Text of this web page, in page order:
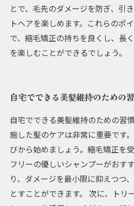
とで、毛先のダメージを防ぎ、引
トヘアを楽しめます。これらのポ
で、縮毛矯正の持ちを良くし、長
を楽しむことができるでしょう。
自宅でできる美髪維持のための
自宅でできる美髪維持のための習
施した髪のケアは非常に重要です
びから始めましょう。縮毛矯正を
フリーの優しいシャンプーがおす
り、ダメージを最小限に抑えつつ
とすことができます。 次に、トリ